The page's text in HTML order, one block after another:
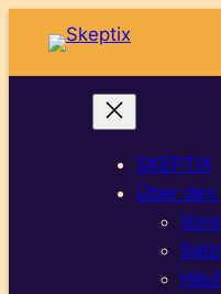
SKEPTIX
Über den